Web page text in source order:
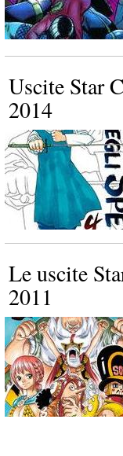
Uscite Star
2014
Le uscite
2011